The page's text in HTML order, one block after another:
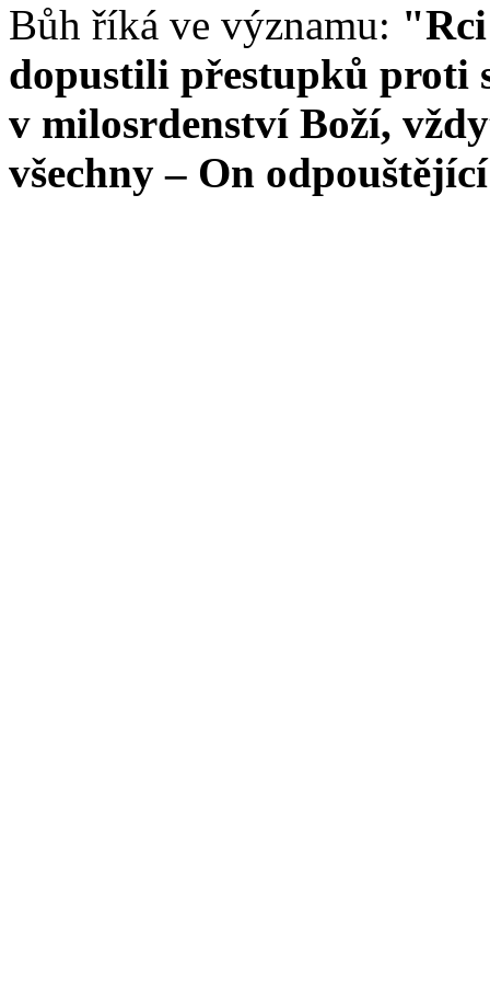
Bůh říká ve významu:
dopustili přestupků proti
v milosrdenství Boží,
všechny – On